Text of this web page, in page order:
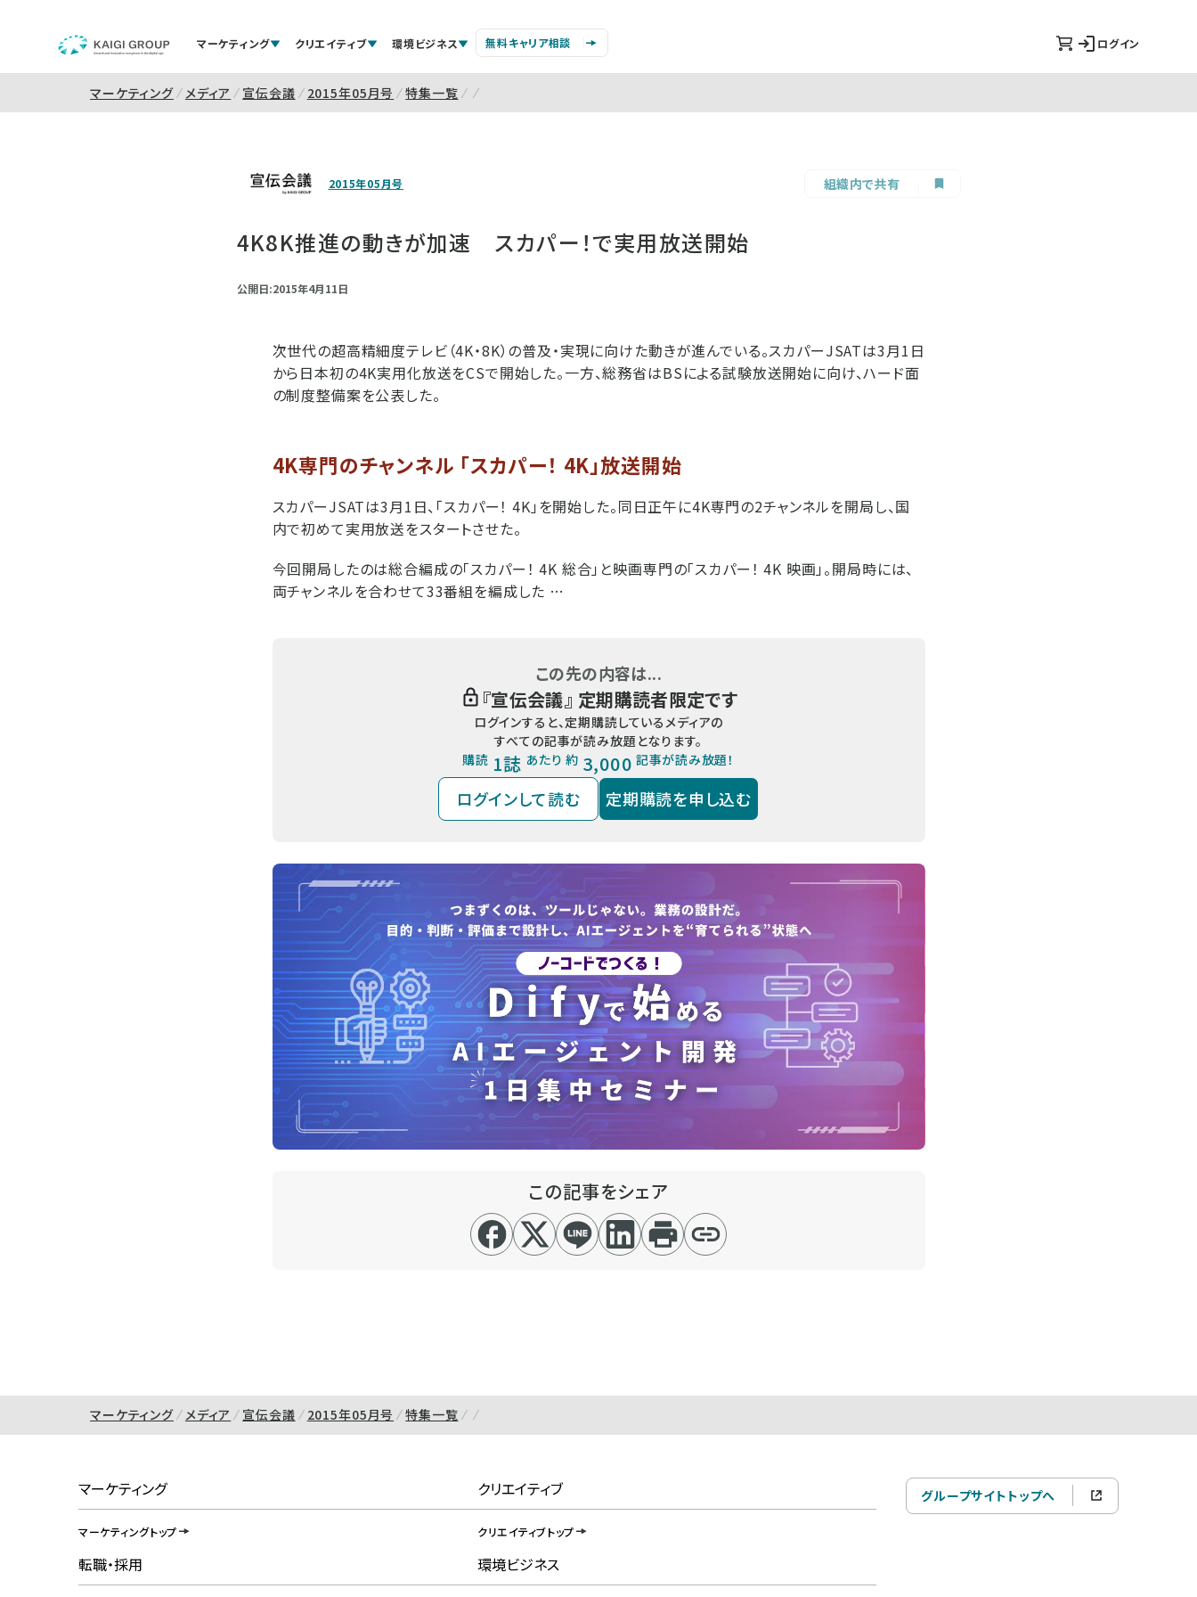
マーケティング クリエイティブ 環境ビジネス 無料キャリア相談 ログイン
マーケティング メディア 宣伝会議 2015年05月号 特集一覧
2015年05月号 組織内で共有
4K8K推進の動きが加速 スカパー！で実用放送開始
公開日:2015年4月11日
次世代の超高精細度テレビ（4K・8K）の普及・実現に向けた動きが進んでいる。スカパーJSATは3月1日
から日本初の4K実用化放送をCSで開始した。一方、総務省はBSによる試験放送開始に向け、ハード面
の制度整備案を公表した。
4K専門のチャンネル 「スカパー！ 4K」放送開始
スカパーJSATは3月1日、「スカパー！ 4K」を開始した。同日正午に4K専門の2チャンネルを開局し、国
内で初めて実用放送をスタートさせた。
今回開局したのは総合編成の「スカパー！ 4K 総合」と映画専門の「スカパー！ 4K 映画」。開局時には、
両チャンネルを合わせて33番組を編成した …
この先の内容は...
『宣伝会議』 定期購読者限定です
ログインすると、定期購読しているメディアの
すべての記事が読み放題となります。
購読 1誌 あたり 約 3,000 記事が読み放題！
ログインして読む 定期購読を申し込む
この記事をシェア
マーケティング メディア 宣伝会議 2015年05月号 特集一覧
マーケティング
マーケティングトップ
クリエイティブ
クリエイティブトップ
転職・採用 環境ビジネス
グループサイトトップへ